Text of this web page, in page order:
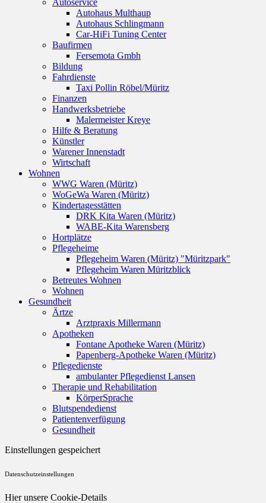
Autoservice
Autohaus Multhaup
Autohaus Schlingmann
Car-HiFi Tuning Center
Baufirmen
Fersemota Gmbh
Bildung
Fahrdienste
Taxi Pollin Röbel/Müritz
Finanzen
Handwerksbetriebe
Malermeister Kreye
Hilfe & Beratung
Künstler
Warener Innenstadt
Wirtschaft
Wohnen
WWG Waren (Müritz)
WoGeWa Waren (Müritz)
Kindertagesstätten
DRK Kita Waren (Müritz)
WABE-Kita Warensberg
Hortplätze
Pflegeheime
Pflegeheim Waren (Müritz) "Müritzpark"
Pflegeheim Waren Müritzblick
Betreutes Wohnen
Wohnen
Gesundheit
Ärtze
Arztpraxis Millermann
Apotheken
Fontane Apotheke Waren (Müritz)
Papenberg-Apotheke Waren (Müritz)
Pflegedienste
ambulanter Pflegedienst Lansen
Therapie und Rehabilitation
KörperSprache
Blutspendedienst
Patientenverfügung
Gesundheit
Einstellungen gespeichert
Datenschutzeinstellungen
Hier unsere Cookie-Details